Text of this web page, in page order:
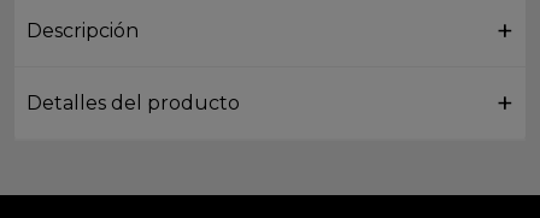
Descripción
Detalles del producto